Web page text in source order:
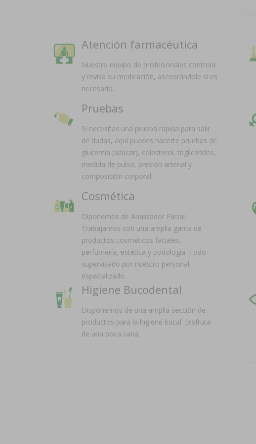
Atención farmacéutica
Nuestro equipo de profesionales controla
y revisa su medicación, asesorándole si es
necesario.
Pruebas
Si necesitas una prueba rápida para salir
de dudas, aquí puedes hacerte pruebas de
glucemia (azúcar), colesterol, triglicéridos,
medida de pulso, presión arterial y
composición corporal.
Cosmética
Diponemos de Analizador Facial.
Trabajamos con una amplia gama de
productos cosméticos faciales,
perfumería, estética y podología. Todo
supervisado por nuestro personal
especializado.
Higiene Bucodental
Disponemos de una amplia sección de
productos para la higiene bucal. Disfruta
de una boca sana.